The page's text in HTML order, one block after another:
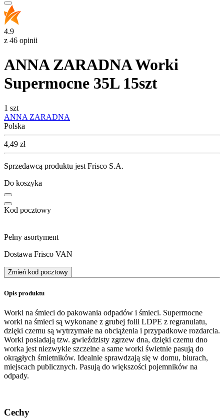
4.9
z 46 opinii
ANNA ZARADNA Worki
Supermocne 35L 15szt
1 szt
ANNA ZARADNA
Polska
Cena
4,49 zł
Sprzedawcą produktu jest Frisco S.A.
Do koszyka
Kod pocztowy
Pełny asortyment
Dostawa Frisco VAN
Zmień kod pocztowy
Opis produktu
Worki na śmieci do pakowania odpadów i śmieci. Supermocne
worki na śmieci są wykonane z grubej folii LDPE z regranulatu,
dzięki czemu są wytrzymałe na obciążenia i przypadkowe rozdarcia.
Worki posiadają tzw. gwieździsty zgrzew dna, dzięki czemu dno
worka jest niezwykle szczelne a same worki świetnie pasują do
okrągłych śmietników. Idealnie sprawdzają się w domu, biurach,
miejscach publicznych. Pasują do większości pojemników na
odpady.
Cechy